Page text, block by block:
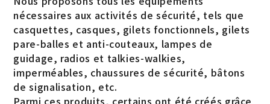
nécessaires aux activités de sécurité, tels que
casquettes, casques, gilets fonctionnels, gilets
pare-balles et anti-couteaux, lampes de
guidage, radios et talkies-walkies,
imperméables, chaussures de sécurité, bâtons
de signalisation, etc.